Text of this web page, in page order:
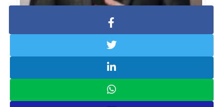
Lucas Temponi
Engenheiro Civil, Chartered Financial
Analyst (CFA) e CNPI. Especialista em
modelagem financeira e
planejamento e análise financeira
(FP&A), com sólida experiência em
impulsionar a performance de
negócios por meio de estratégias